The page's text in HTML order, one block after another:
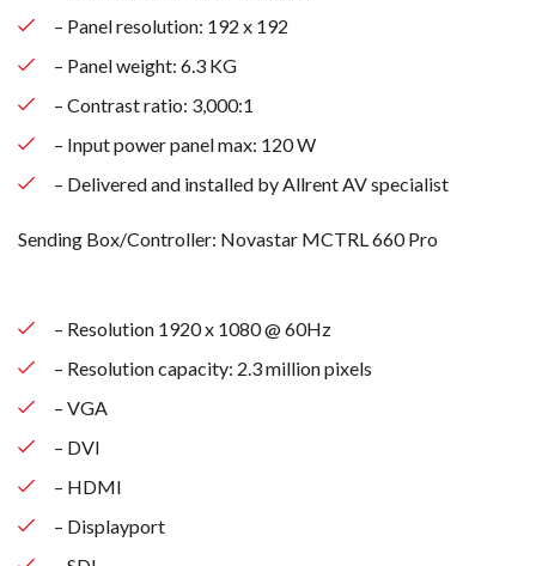
– Panel resolution: 192 x 192
– Panel weight: 6.3 KG
– Contrast ratio: 3,000:1
– Input power panel max: 120 W
– Delivered and installed by Allrent AV specialist
Sending Box/Controller: Novastar MCTRL 660 Pro
– Resolution 1920 x 1080 @ 60Hz
– Resolution capacity: 2.3 million pixels
– VGA
– DVI
– HDMI
– Displayport